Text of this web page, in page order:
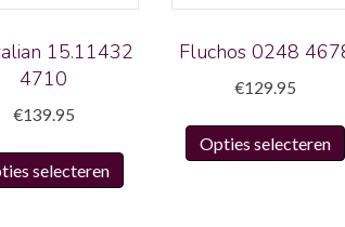
15.11432
4710
€139.95
selecteren
Dit
Fluchos 0248
€129.95
Opties selecteren